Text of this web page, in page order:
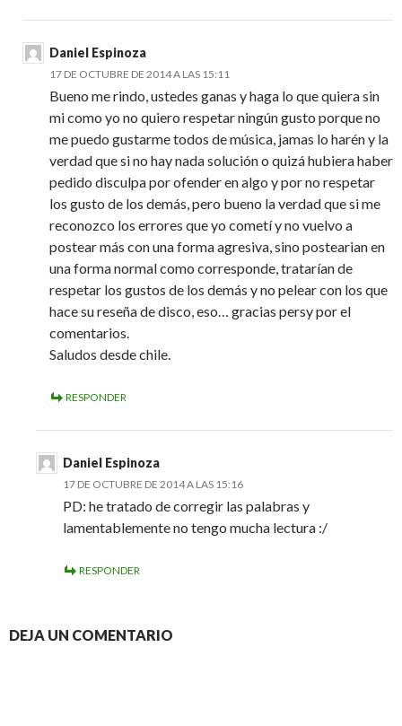
Daniel Espinoza
17 DE OCTUBRE DE 2014 A LAS 15:11
Bueno me rindo, ustedes ganas y haga lo que quiera sin
mi como yo no quiero respetar ningún gusto porque no
me puedo gustarme todos de música, jamas lo harén y la
verdad que si no hay nada solución o quizá hubiera haber
pedido disculpa por ofender en algo y por no respetar
los gusto de los demás, pero bueno la verdad que si me
reconozco los errores que yo cometí y no vuelvo a
postear más con una forma agresiva, sino postearian en
una forma normal como corresponde, tratarían de
respetar los gustos de los demás y no pelear con los que
hace su reseña de disco, eso… gracias persy por el
comentarios.
Saludos desde chile.
RESPONDER
Daniel Espinoza
17 DE OCTUBRE DE 2014 A LAS 15:16
PD: he tratado de corregir las palabras y
lamentablemente no tengo mucha lectura :/
RESPONDER
DEJA UN COMENTARIO